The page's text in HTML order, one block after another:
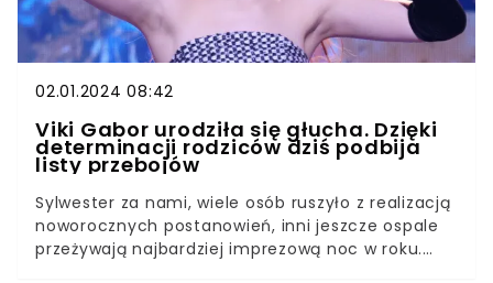
02.01.2024 08:42
Viki Gabor urodziła się głucha. Dzięki
determinacji rodziców dziś podbija
listy przebojów
Sylwester za nami, wiele osób ruszyło z realizacją
noworocznych postanowień, inni jeszcze ospale
przeżywają najbardziej imprezową noc w roku.